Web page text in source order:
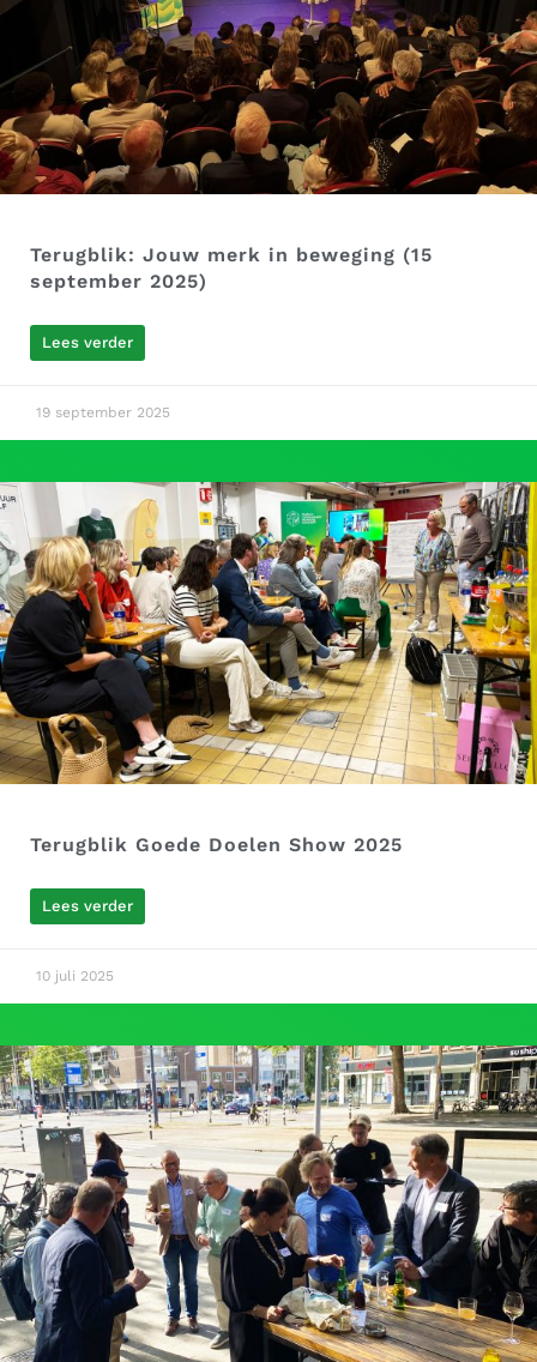
Terugblik: Jouw merk in beweging (15
september 2025)
Lees verder
19 september 2025
Terugblik Goede Doelen Show 2025
Lees verder
10 juli 2025